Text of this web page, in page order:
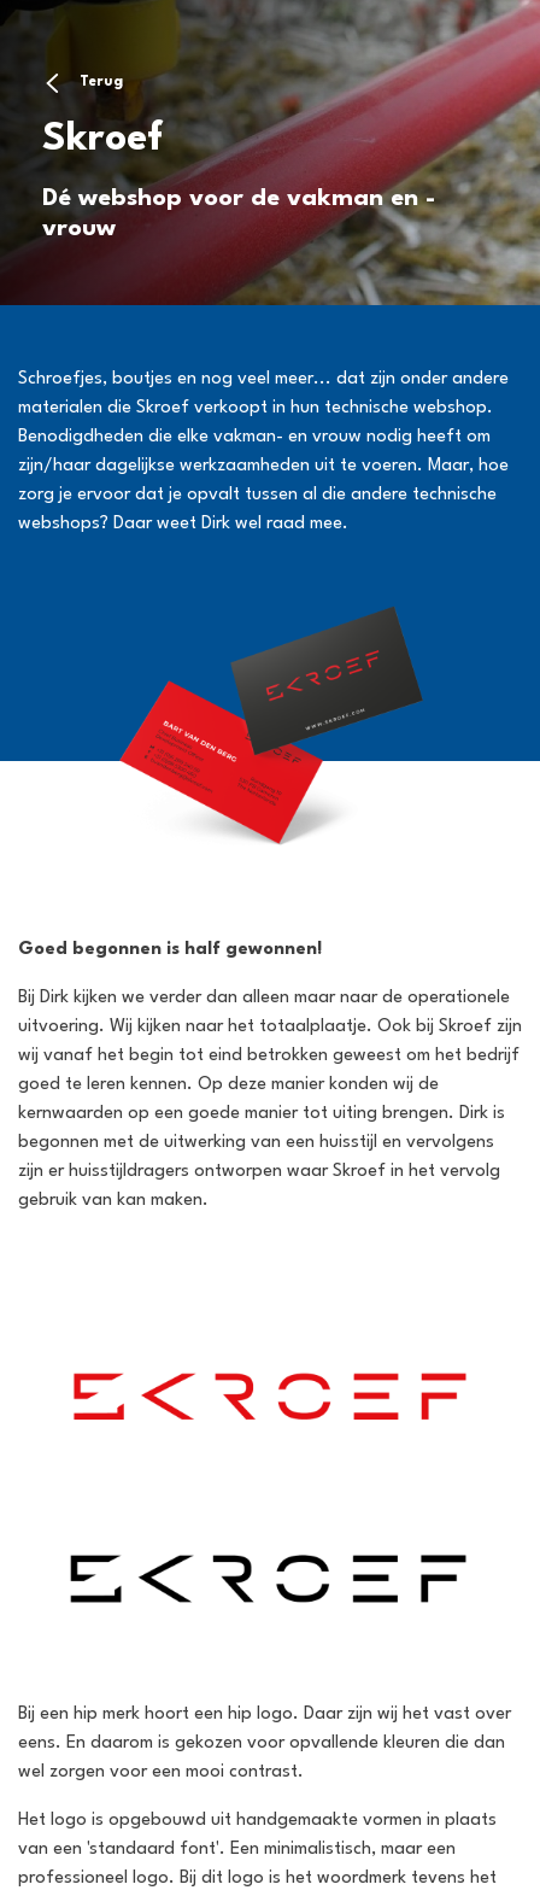
Terug
Skroef
Dé webshop voor de vakman en -
vrouw
Schroefjes, boutjes en nog veel meer... dat zijn onder andere
materialen die Skroef verkoopt in hun technische webshop.
Benodigdheden die elke vakman- en vrouw nodig heeft om
zijn/haar dagelijkse werkzaamheden uit te voeren. Maar, hoe
zorg je ervoor dat je opvalt tussen al die andere technische
webshops? Daar weet Dirk wel raad mee.
Goed begonnen is half gewonnen!
Bij Dirk kijken we verder dan alleen maar naar de operationele
uitvoering. Wij kijken naar het totaalplaatje. Ook bij Skroef zijn
wij vanaf het begin tot eind betrokken geweest om het bedrijf
goed te leren kennen. Op deze manier konden wij de
kernwaarden op een goede manier tot uiting brengen. Dirk is
begonnen met de uitwerking van een huisstijl en vervolgens
zijn er huisstijldragers ontworpen waar Skroef in het vervolg
gebruik van kan maken.
Bij een hip merk hoort een hip logo. Daar zijn wij het vast over
eens. En daarom is gekozen voor opvallende kleuren die dan
wel zorgen voor een mooi contrast.
Het logo is opgebouwd uit handgemaakte vormen in plaats
van een 'standaard font'. Een minimalistisch, maar een
professioneel logo. Bij dit logo is het woordmerk tevens het